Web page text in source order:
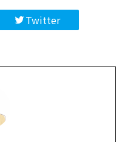
Twitter